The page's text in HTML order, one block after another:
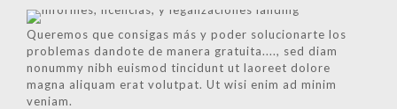
Queremos que consigas más y poder solucionarte los
problemas dandote de manera gratuita...., sed diam
nonummy nibh euismod tincidunt ut laoreet dolore
magna aliquam erat volutpat. Ut wisi enim ad minim
veniam.